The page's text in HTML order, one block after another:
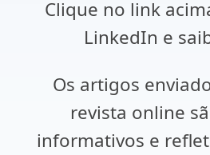
Clique no link
LinkedIn e
Os artigos
revista online
informativos e